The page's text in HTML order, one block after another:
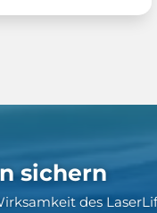
sichern
des